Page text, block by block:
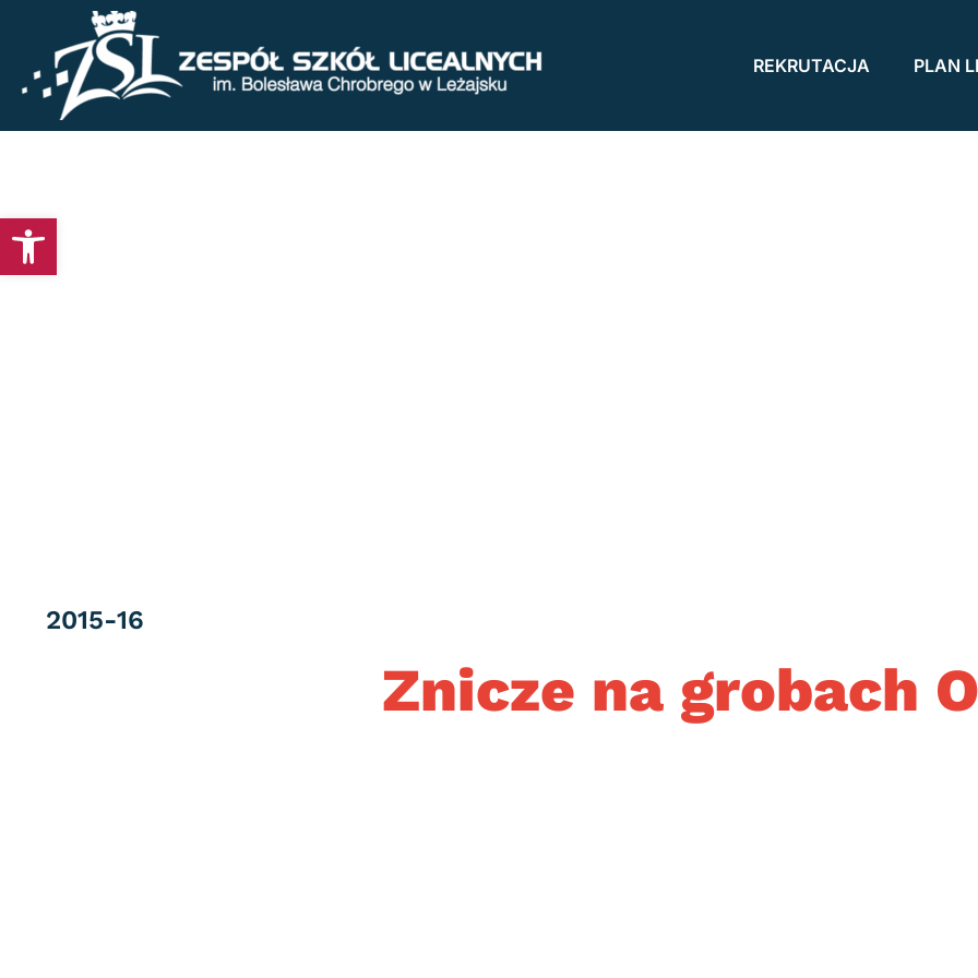
Otwórz pasek narzędzi
REKRUTACJA PLAN
Znicze na grobach
Category
2015-16